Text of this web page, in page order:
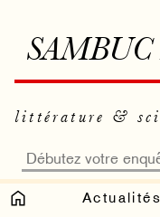
littérature &
Actualités